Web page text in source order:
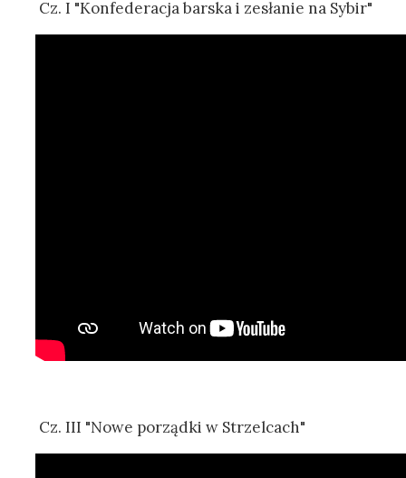
Cz. III "Nowe porządki w Strzelcach"
Cz. I "Konfederacja barska i zesłanie na Sybir"